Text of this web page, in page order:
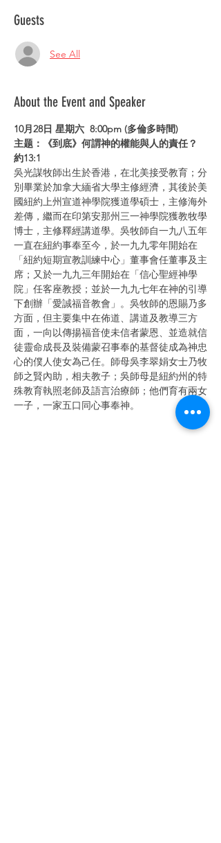
Guests
See All
About the Event and Speaker
10月28日 星期六 8:00pm (多倫多時間)
主题：《到底》何謂神的權能與人的責任？
約13:1
吳光謀牧師出生於香港，在北美接受教育；分
別畢業於加拿大緬省大學主修經濟，其後於美
國紐約上州宣道神學院獲道學碩士，主修海外
差傳，繼而在印第安那州三一神學院獲教牧學
博士，主修釋經講道學。吳牧師自一九八五年
一直在紐約事奉至今，於一九九零年開始在
「紐約短期宣教訓練中心」董事會任董事及主
席；又於一九九三年開始在「信心聖經神學
院」任客座教授；並於一九九七年在神的引導
下創辦「愛誠福音教會」。吳牧師的恩賜乃多
方面，但主要集中在佈道、講道及教導三方
面，一向以傳揚福音使未信者蒙恩、並造就信
徒靈命成長及裝備蒙召事奉的基督徒成為神忠
心的僕人使女為己任。師母吳李翠娟女士乃牧
師之賢內助，相夫教子；吳師母是紐約州的特
殊教育執照老師及語言治療師；他們育有兩女
一子，一家五口同心事奉神。